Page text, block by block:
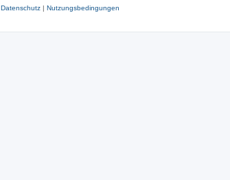
Datenschutz| Nutzungsbedingungen